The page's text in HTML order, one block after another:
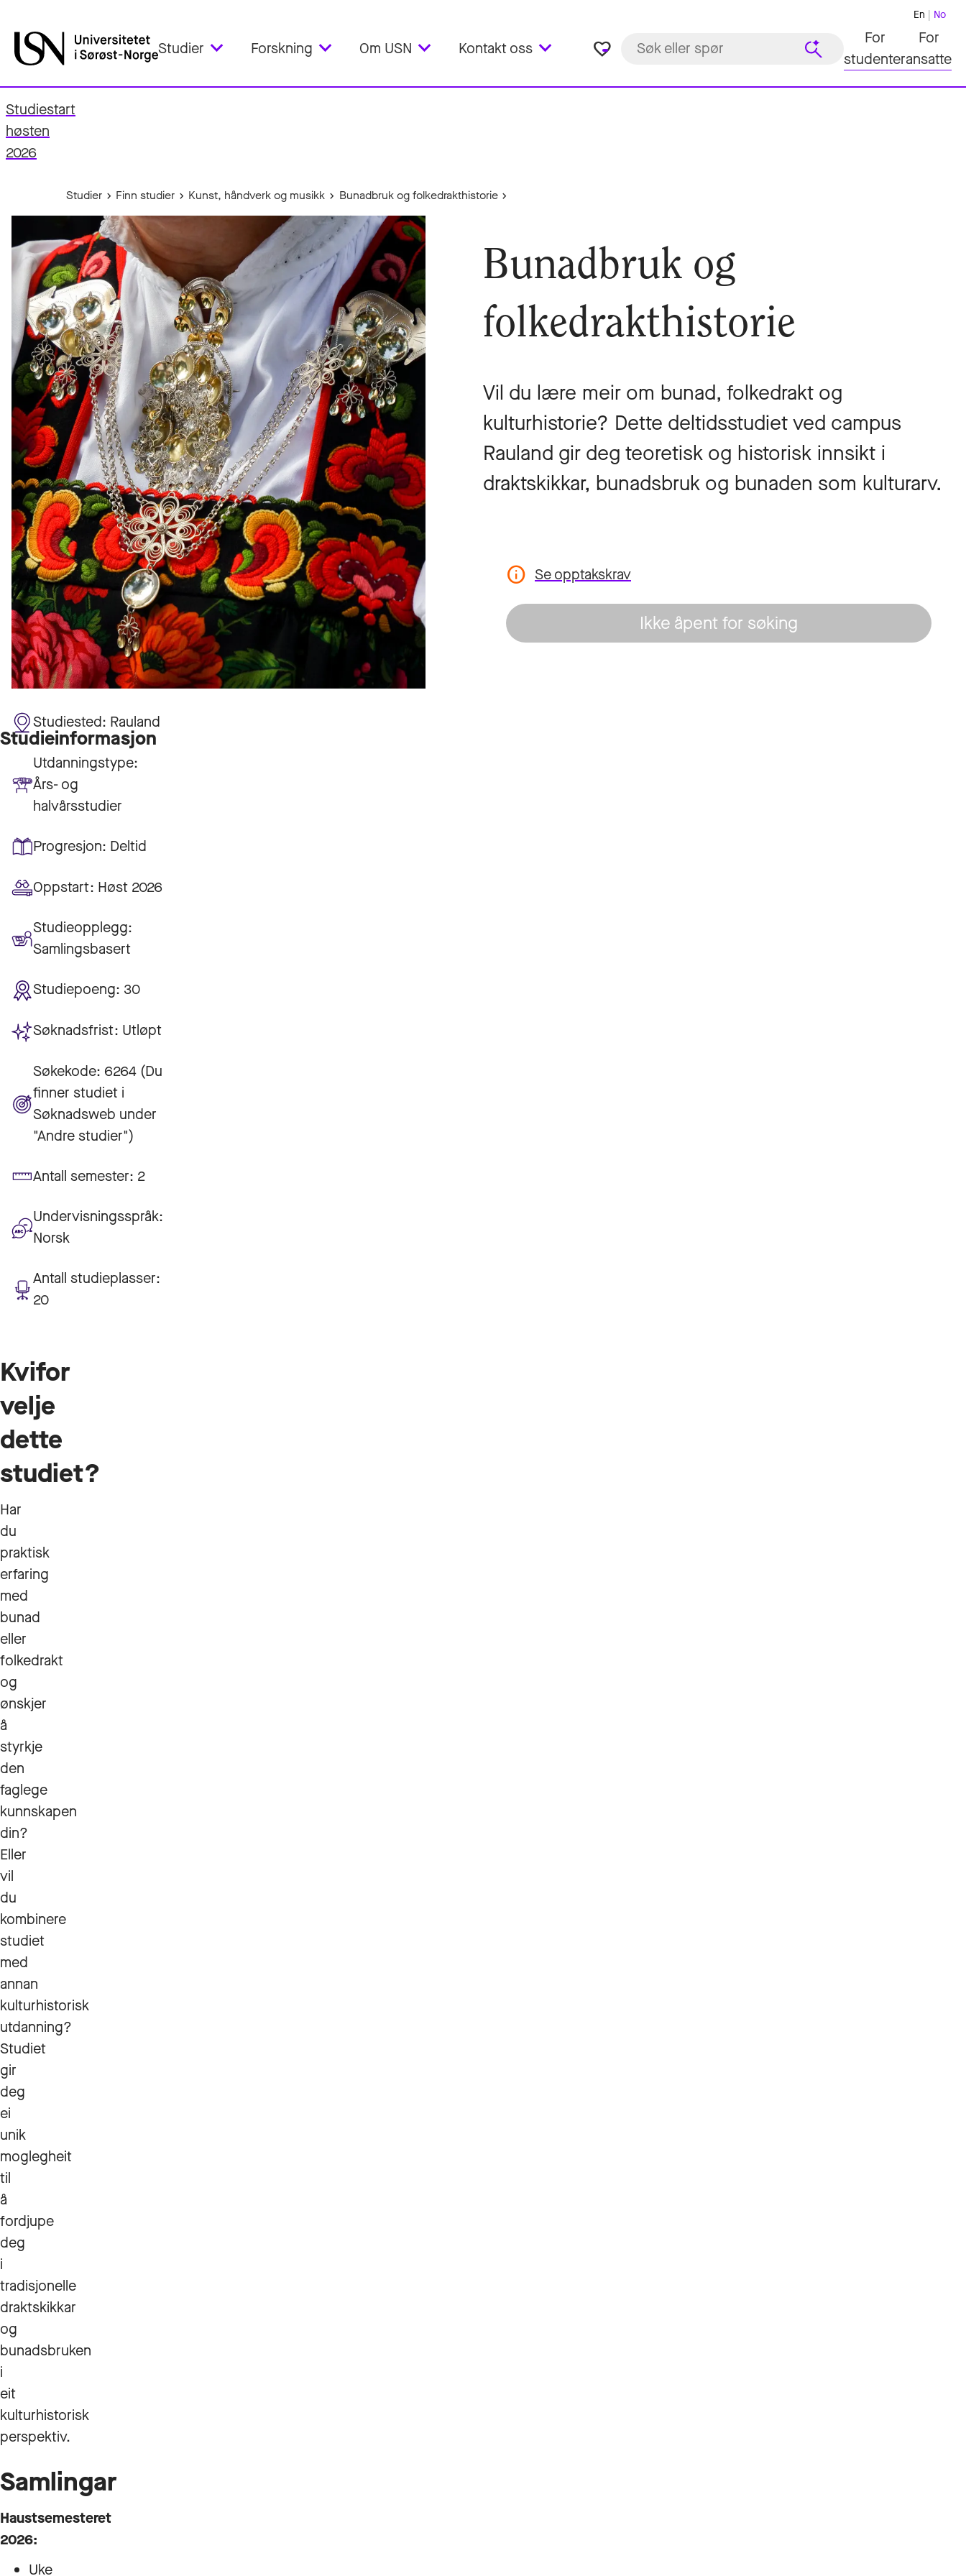
Studier Forskning Om USN Kontakt oss favorite_border
En No
For
studenter
For
ansatte
Studiestart
høsten
2026
Studier Finn studier Kunst, håndverk og musikk Bunadbruk og folkedrakthistorie
Bunadbruk og
folkedrakthistorie
Vil du lære meir om bunad, folkedrakt og
kulturhistorie? Dette deltidsstudiet ved campus
Rauland gir deg teoretisk og historisk innsikt i
draktskikkar, bunadsbruk og bunaden som kulturarv.
Se opptakskrav
Ikke åpent for søking
Studieinformasjon
Studiested: Rauland
Utdanningstype:
Års- og
halvårsstudier
Progresjon: Deltid
Oppstart: Høst 2026
Studieopplegg:
Samlingsbasert
Studiepoeng: 30
Søknadsfrist: Utløpt
Søkekode: 6264 (Du
finner studiet i
Søknadsweb under
"Andre studier")
Antall semester: 2
Undervisningsspråk:
Norsk
Antall studieplasser:
20
Kvifor
velje
dette
studiet?
Har
du
praktisk
erfaring
med
bunad
eller
folkedrakt
og
ønskjer
å
styrkje
den
faglege
kunnskapen
din?
Eller
vil
du
kombinere
studiet
med
annan
kulturhistorisk
utdanning?
Studiet
gir
deg
ei
unik
moglegheit
til
å
fordjupe
deg
i
tradisjonelle
draktskikkar
og
bunadsbruken
i
eit
kulturhistorisk
perspektiv.
Samlingar
Haustsemesteret
2026:
Uke